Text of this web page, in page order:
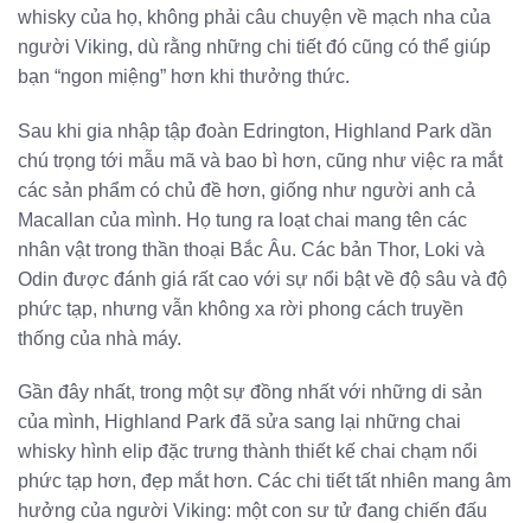
whisky của họ, không phải câu chuyện về mạch nha của
người Viking, dù rằng những chi tiết đó cũng có thể giúp
bạn “ngon miệng” hơn khi thưởng thức.
Sau khi gia nhập tập đoàn Edrington, Highland Park dần
chú trọng tới mẫu mã và bao bì hơn, cũng như việc ra mắt
các sản phẩm có chủ đề hơn, giống như người anh cả
Macallan của mình. Họ tung ra loạt chai mang tên các
nhân vật trong thần thoại Bắc Âu. Các bản Thor, Loki và
Odin được đánh giá rất cao với sự nổi bật về độ sâu và độ
phức tạp, nhưng vẫn không xa rời phong cách truyền
thống của nhà máy.
Gần đây nhất, trong một sự đồng nhất với những di sản
của mình, Highland Park đã sửa sang lại những chai
whisky hình elip đặc trưng thành thiết kế chai chạm nổi
phức tạp hơn, đẹp mắt hơn. Các chi tiết tất nhiên mang âm
hưởng của người Viking: một con sư tử đang chiến đấu